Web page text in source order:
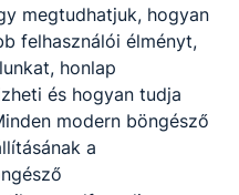
megtudhatjuk, hogyan
felhasználói élményt,
honlap
és hogyan tudja
modern böngésző
a